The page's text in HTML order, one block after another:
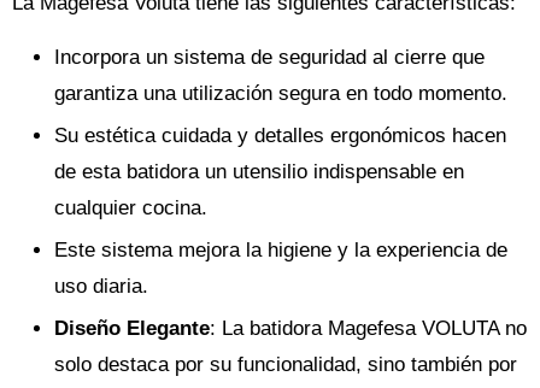
Incorpora un sistema de seguridad al cierre que
garantiza una utilización segura en todo momento.
Su estética cuidada y detalles ergonómicos hacen
de esta batidora un utensilio indispensable en
cualquier cocina.
Este sistema mejora la higiene y la experiencia de
uso diaria.
Diseño Elegante: La batidora Magefesa VOLUTA no
solo destaca por su funcionalidad, sino también por